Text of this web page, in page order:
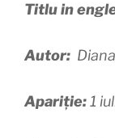
Titlu in
Autor:
Apariție:1